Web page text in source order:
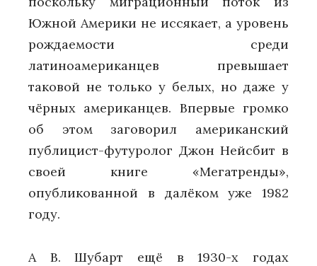
Южной Америки не иссякает, а уровень
рождаемости среди
латиноамериканцев превышает
таковой не только у белых, но даже у
чёрных американцев. Впервые громко
об этом заговорил американский
публицист-футуролог Джон Нейсбит в
своей книге «Мегатренды»,
опубликованной в далёком уже 1982
году.
А В. Шубарт ещё в 1930-х годах